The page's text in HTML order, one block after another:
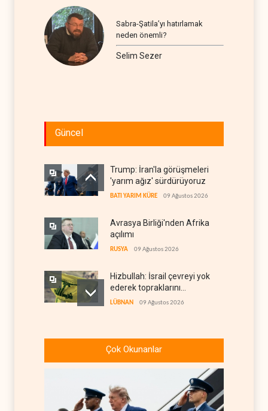
Sabra-Şatila’yı hatırlamak
neden önemli?
Selim Sezer
Güncel
Trump: İran'la görüşmeleri
'yarım ağız' sürdürüyoruz
BATI YARIM KÜRE 09 Ağustos 2026
Avrasya Birliği'nden Afrika
açılımı
RUSYA 09 Ağustos 2026
Hizbullah: İsrail çevreyi yok
ederek topraklarını
genişletiyor
LÜBNAN 09 Ağustos 2026
Muhsin Rızai'ye yeni görev
Hamas arabuluculardan
İsrail'e baskı yapmasını
istedi
FİLİSTİN 09 Ağustos 2026
Çok Okunanlar